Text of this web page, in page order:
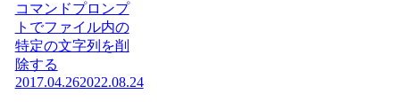
コマンドプロンプ
トでファイル内の
特定の文字列を削
除する
2017.04.262022.08.24